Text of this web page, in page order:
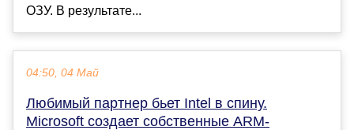
ОЗУ. В результате...
04:50, 04 Май
Любимый партнер бьет Intel в спину.
Microsoft создает собственные ARM-